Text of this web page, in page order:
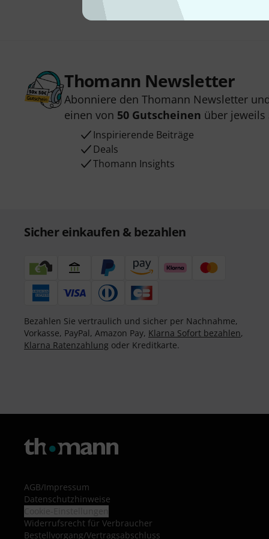
Thomann Newsletter
Abonniere den Thomann Newsletter
einen von 50 Gutscheinen über jeweils
Inspirierende Beiträge
Deals
Thomann Insights
Sicher einkaufen & bezahlen
Bezahlen Sie vertraulich und sicher per Nachnahme,
Vorkasse, PayPal, Amazon Pay, Klarna Sofort bezahlen,
Klarna Ratenzahlung oder Kreditkarte.
AGB/Impressum
Datenschutzhinweise
Widerrufsrecht für Verbraucher
Bestellvorgang/Vertragsabschluss